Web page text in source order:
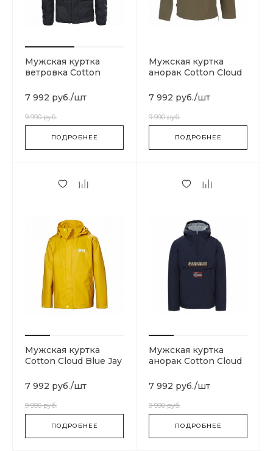
Мужская куртка
ветровка Cotton
T0CH37C4V
7 992 руб./шт
9 990 руб.
ПОДРОБНЕЕ
Мужская куртка
анорак Cotton Cloud
N0YHC0GD6
7 992 руб./шт
9 990 руб.
ПОДРОБНЕЕ
Мужская куртка
Cotton Cloud Blue Jay
344
7 992 руб./шт
9 990 руб.
ПОДРОБНЕЕ
Мужская куртка
анорак Cotton Cloud
7 992 руб./шт
9 990 руб.
ПОДРОБНЕЕ